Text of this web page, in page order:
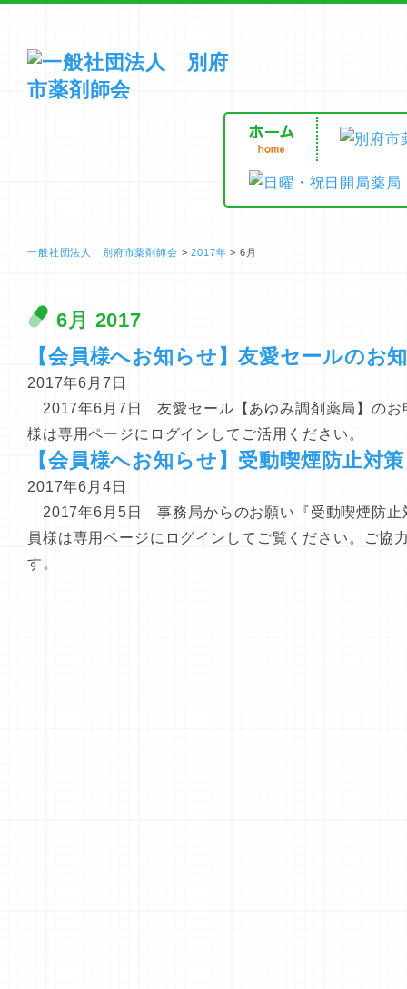
一般社団法人 別府市薬剤師会 >2017年 >6月
6月 2017
【会員様へお知らせ】友愛セールのお
2017年6月7日
2017年6月7日 友愛セール【あゆみ調剤薬局】の
様は専用ページにログインしてご活用ください。
【会員様へお知らせ】受動喫煙防止対
2017年6月4日
2017年6月5日 事務局からのお願い『受動喫煙防
員様は専用ページにログインしてご覧ください。ご協
す。